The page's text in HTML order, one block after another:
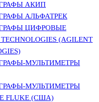
АКИП
АЛЬФАТРЕК
ЦИФРОВЫЕ
(AGILENT
МУЛЬТИМЕТРЫ
МУЛЬТИМЕТРЫ
FLUKE (США)